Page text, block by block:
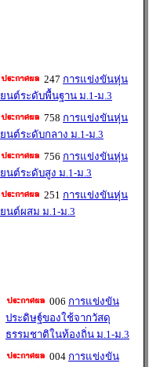
247 การแข่งขันหุ่น
ยนต์ระดับพื้นฐาน ม.1-ม.3
758 การแข่งขันหุ่น
ยนต์ระดับกลาง ม.1-ม.3
756 การแข่งขันหุ่น
ยนต์ระดับสูง ม.1-ม.3
251 การแข่งขันหุ่น
ยนต์ผสม ม.1-ม.3
006 การแข่งขัน
ประดิษฐ์ของใช้จากวัสดุ
ธรรมชาติในท้องถิ่น ม.1-ม.3
004 การแข่งขัน